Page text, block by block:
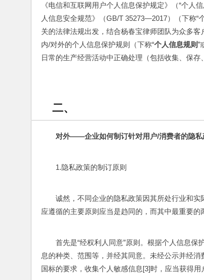
《电信和互联网用户个人信息保护规定》（“个人
人信息安全规范》（GB/T 35273—2017）（下称“
关的法律法规出发，结合杨春宝律师团队为众多
内/对外的个人信息保护规则（下称“个人信息规则”
日常的生产经营活动中正确处理（包括收集、保存
二、
对外——企业如何制订针对用户/消费者的隐私
1.隐私政策的制订原则
诚然，不同企业的隐私政策因其所处行业和
应遵循的主要原则应当是趋同的，而其中最重要的
首先是“经权利人同意”原则。根据个人信息
息的种类、范围等，并经其同意。未经公示并经
国标的要求，收集个人敏感信息[3]时，应当获得用